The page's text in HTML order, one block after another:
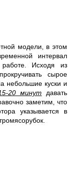
модели, в этом
интервал
Исходя из
сырое
небольшие куски и
20 минут давать
заметим, что
указывается в